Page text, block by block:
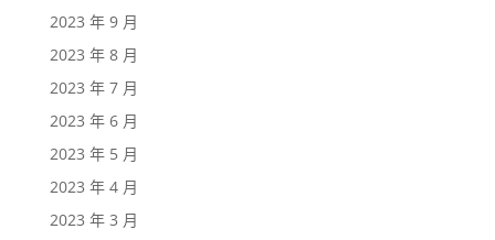
2023 年 9 月
2023 年 8 月
2023 年 7 月
2023 年 6 月
2023 年 5 月
2023 年 4 月
2023 年 3 月